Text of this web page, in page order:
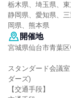
栃木県、埼玉県、
静岡県、愛知県、
岡県、熊本県
開催地
宮城県仙台市青葉
スタンダード会議
ダーズ)
【交通手段】